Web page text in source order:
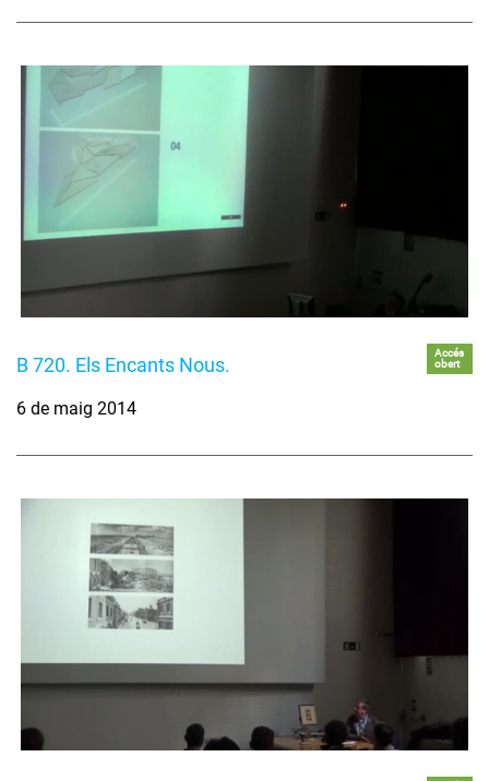
B 720. Els Encants Nous.
Accés
obert
6 de maig 2014